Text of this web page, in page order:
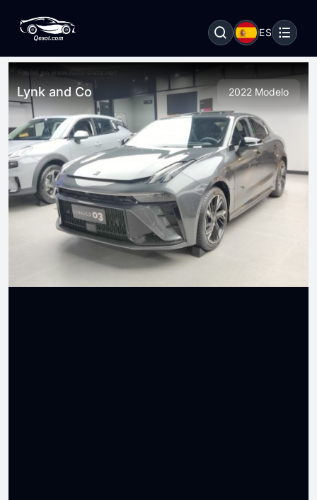
ES
Lynk and Co 2022 Modelo